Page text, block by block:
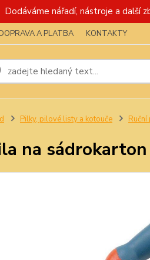
Dodáváme nářadí, nástroje a další
A PLATBA KONTAKTY
Pilky, pilové listy a kotouče
na